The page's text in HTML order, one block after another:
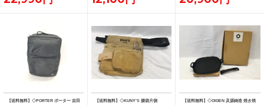
【送料無料】◇PORTER ポーター 吉田
【送料無料】◇KUNY'S 腰袋片側
【送料無料】◇OIGEN 及源鋳造 焼き焼